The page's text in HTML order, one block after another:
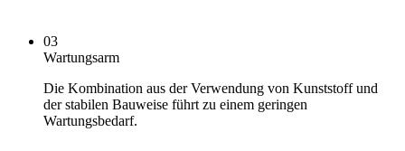
03
Wartungsarm
Die Kombination aus der Verwendung von Kunststoff und
der stabilen Bauweise führt zu einem geringen
Wartungsbedarf.